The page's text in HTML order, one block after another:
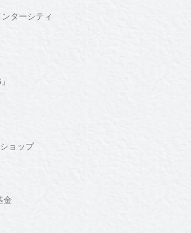
ターシティ
ョップ
金